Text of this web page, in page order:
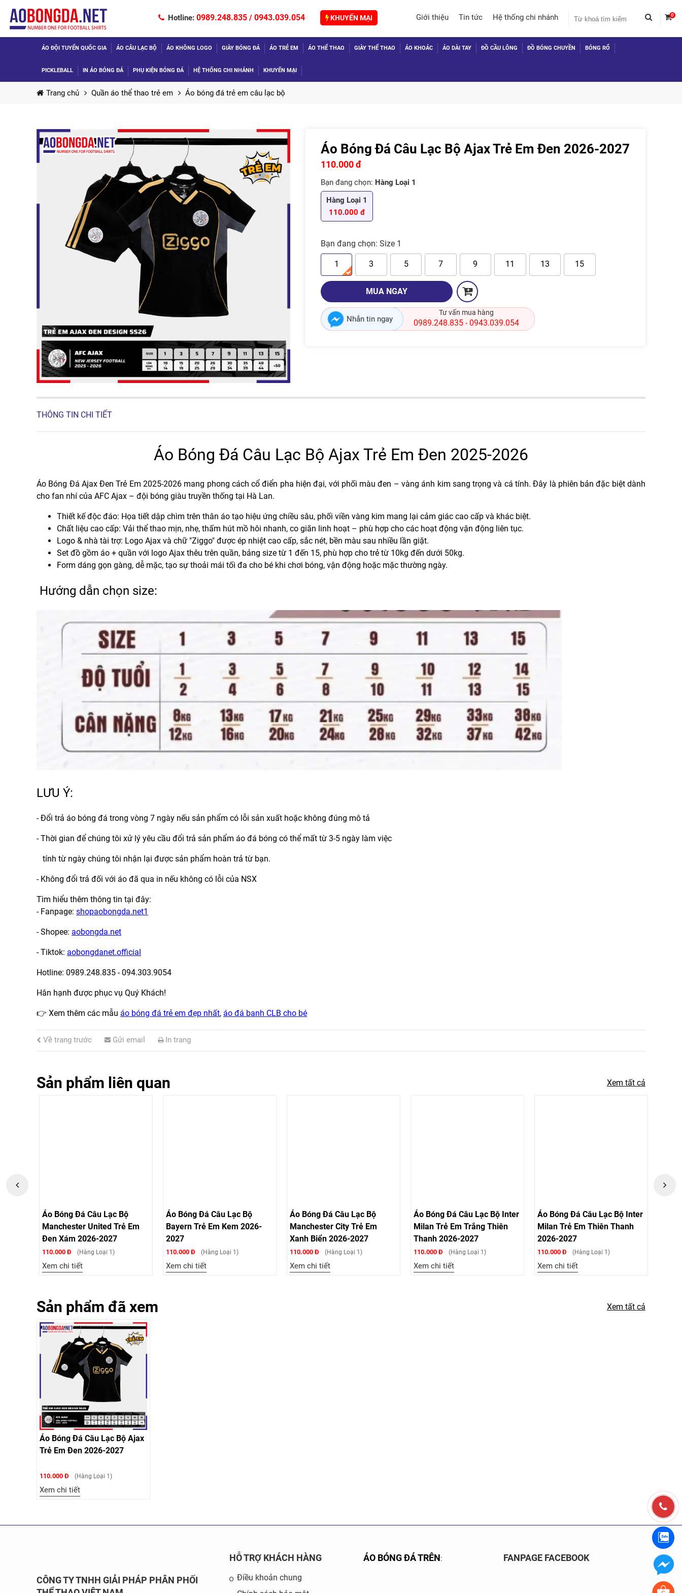
Hotline: 0989.248.835 / 0943.039.054 KHUYẾN MẠI Giới thiệu Tin tức Hệ thống chi nhánh 0
ÁO ĐỘI TUYỂN QUỐC GIA ÁO CÂU LẠC BỘ ÁO KHÔNG LOGO GIÀY BÓNG ĐÁ ÁO TRẺ EM ÁO THỂ THAO GIÀY THỂ THAO ÁO KHOÁC ÁO DÀI TAY ĐỒ CẦU LÔNG ĐỒ BÓNG CHUYỀN BÓNG RỔ
PICKLEBALL IN ÁO BÓNG ĐÁ PHỤ KIỆN BÓNG ĐÁ HỆ THỐNG CHI NHÁNH KHUYẾN MẠI
TIẾP TỤC MUA HÀNG
Trang chủ Quần áo thể thao trẻ em Áo bóng đá trẻ em câu lạc bộ
Áo Bóng Đá Câu Lạc Bộ Ajax Trẻ Em Đen 2026-2027
110.000 đ
Bạn đang chọn: Hàng Loại 1
Hàng Loại 1
110.000 đ
Bạn đang chọn: Size 1
1 3 5 7 9 11 13 15
MUA NGAY
Nhắn tin ngay
Tư vấn mua hàng
0989.248.835 - 0943.039.054
THÔNG TIN CHI TIẾT
Áo Bóng Đá Câu Lạc Bộ Ajax Trẻ Em Đen 2025-2026
Áo Bóng Đá Ajax Đen Trẻ Em 2025-2026 mang phong cách cổ điển pha hiện đại, với phối màu đen – vàng ánh kim sang trọng và cá tính. Đây là phiên bản đặc biệt dành
cho fan nhí của AFC Ajax – đội bóng giàu truyền thống tại Hà Lan.
Thiết kế độc đáo: Họa tiết dập chìm trên thân áo tạo hiệu ứng chiều sâu, phối viền vàng kim mang lại cảm giác cao cấp và khác biệt.
Chất liệu cao cấp: Vải thể thao mịn, nhẹ, thấm hút mồ hôi nhanh, co giãn linh hoạt – phù hợp cho các hoạt động vận động liên tục.
Logo & nhà tài trợ: Logo Ajax và chữ "Ziggo" được ép nhiệt cao cấp, sắc nét, bền màu sau nhiều lần giặt.
Set đồ gồm áo + quần với logo Ajax thêu trên quần, bảng size từ 1 đến 15, phù hợp cho trẻ từ 10kg đến dưới 50kg.
Form dáng gọn gàng, dễ mặc, tạo sự thoải mái tối đa cho bé khi chơi bóng, vận động hoặc mặc thường ngày.
Hướng dẫn chọn size:
LƯU Ý:
- Đổi trả áo bóng đá trong vòng 7 ngày nếu sản phẩm có lỗi sản xuất hoặc không đúng mô tả
- Thời gian để chúng tôi xử lý yêu cầu đổi trả sản phẩm áo đá bóng có thể mất từ 3-5 ngày làm việc
tính từ ngày chúng tôi nhận lại được sản phẩm hoàn trả từ bạn.
- Không đổi trả đối với áo đã qua in nếu không có lỗi của NSX
Tìm hiểu thêm thông tin tại đây:
- Fanpage: shopaobongda.net1
- Shopee: aobongda.net
- Tiktok: aobongdanet.official
Hotline: 0989.248.835 - 094.303.9054
Hân hạnh được phục vụ Quý Khách!
👉 Xem thêm các mẫu áo bóng đá trẻ em đẹp nhất, áo đá banh CLB cho bé
Về trang trước Gửi email In trang
Sản phẩm liên quan Xem tất cả
Áo Bóng Đá Câu Lạc Bộ
Manchester United Trẻ Em
Đen Xám 2026-2027
110.000 Đ (Hàng Loại 1)
Xem chi tiết
Áo Bóng Đá Câu Lạc Bộ
Bayern Trẻ Em Kem 2026-
2027
110.000 Đ (Hàng Loại 1)
Xem chi tiết
Áo Bóng Đá Câu Lạc Bộ
Manchester City Trẻ Em
Xanh Biển 2026-2027
110.000 Đ (Hàng Loại 1)
Xem chi tiết
Áo Bóng Đá Câu Lạc Bộ Inter
Milan Trẻ Em Trắng Thiên
Thanh 2026-2027
110.000 Đ (Hàng Loại 1)
Xem chi tiết
Áo Bóng Đá Câu Lạc Bộ Inter
Milan Trẻ Em Thiên Thanh
2026-2027
110.000 Đ (Hàng Loại 1)
Xem chi tiết
Sản phẩm đã xem Xem tất cả
Áo Bóng Đá Câu Lạc Bộ Ajax
Trẻ Em Đen 2026-2027
110.000 Đ (Hàng Loại 1)
Xem chi tiết
CÔNG TY TNHH GIẢI PHÁP PHÂN PHỐI
HỖ TRỢ KHÁCH HÀNG
Điều khoản chung
ÁO BÓNG ĐÁ TRÊN: FANPAGE FACEBOOK